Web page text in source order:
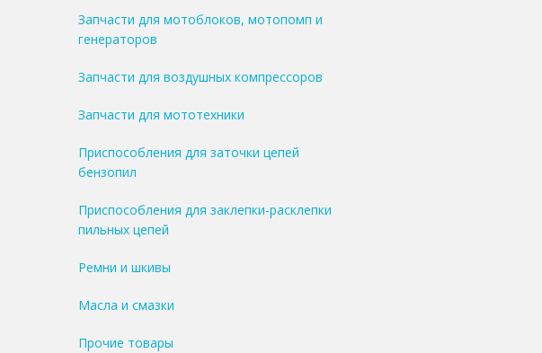
Запчасти для мотоблоков, мотопомп и
генераторов
Запчасти для воздушных компрессоров
Запчасти для мототехники
Приспособления для заточки цепей
бензопил
Приспособления для заклепки-расклепки
пильных цепей
Ремни и шкивы
Масла и смазки
Прочие товары